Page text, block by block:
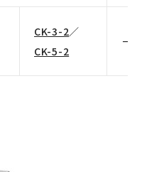
CK-3-2／
CK-5-2
－